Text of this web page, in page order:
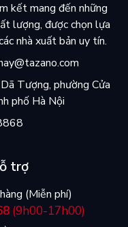
kết mang đến những
lượng, được chọn lựa
nhà xuất bản uy tín.
Tượng, phường Cửa
phố Hà Nội
trợ
(Miễn phí)
(9h00-17h00)